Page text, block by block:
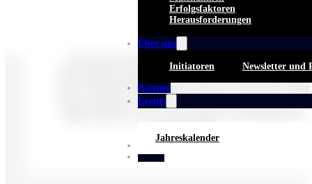
Erfolgsfaktoren
Herausforderungen
Über uns
Initiatoren Newsletter und
Partner
Events
Jahreskalender
Whitepaper
Portal
Bezeichnet Massnahmen zur Verbesserung der
Fahrradinfrastruktur, etwa durch breitere Radwege,
neue Fahrradverbindungen, Service-Stationen oder
Neuverteilung von Verkehrsflächen zugunsten des